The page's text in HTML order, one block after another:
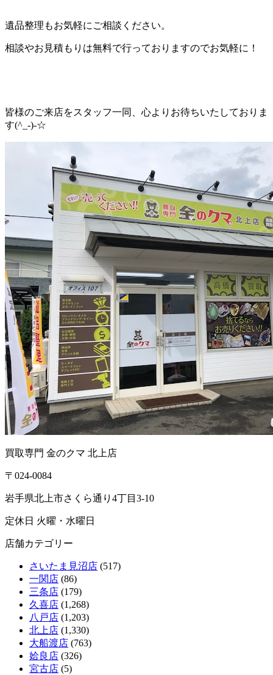
遺品整理もお気軽にご相談ください。
相談やお見積もりは無料で行っておりますのでお気軽に！
皆様のご来店をスタッフ一同、心よりお待ちいたしておりま
す(^_-)-☆
買取専門 金のクマ 北上店
〒024-0084
岩手県北上市さくら通り4丁目3-10
定休日 火曜・水曜日
店舗カテゴリー
さいたま見沼店 (517)
一関店 (86)
三条店 (179)
久喜店 (1,268)
八戸店 (1,203)
北上店 (1,330)
大船渡店 (763)
姶良店 (326)
宮古店 (5)